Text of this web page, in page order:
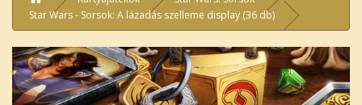
Star Wars - Sorsok: A lázadás szelleme display (36 db)